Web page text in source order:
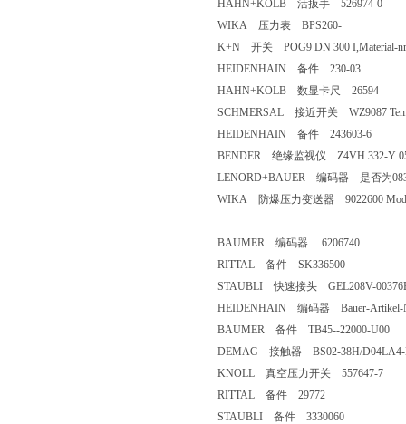
HAHN+KOLB 活扳手 526974-0
WIKA 压力表 BPS260-
K+N 开关 POG9 DN 300 I,Material-
HEIDENHAIN 备件 230-03
HAHN+KOLB 数显卡尺 26594
SCHMERSAL 接近开关 WZ9087
HEIDENHAIN 备件 243603-6
BENDER 绝缘监视仪 Z4VH 332-Y
LENORD+BAUER 编码器 是否为
WIKA 防爆压力变送器 9022600
BAUMER 编码器 6206740
RITTAL 备件 SK336500
STAUBLI 快速接头 GEL208V-
HEIDENHAIN 编码器 Bauer-Artikel-
BAUMER 备件 TB45--22000-U00
DEMAG 接触器 BS02-38H/D04LA4-
KNOLL 真空压力开关 557647-7
RITTAL 备件 29772
STAUBLI 备件 3330060